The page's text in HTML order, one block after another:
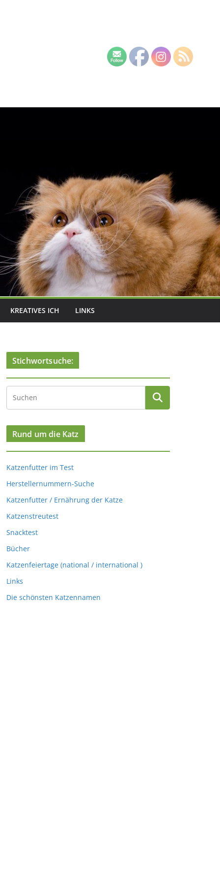
KREATIVES ICH LINKS
Stichwortsuche:
Rund um die Katz
Katzenfutter im Test
Herstellernummern-Suche
Katzenfutter / Ernährung der Katze
Katzenstreutest
Snacktest
Bücher
Katzenfeiertage (national / international )
Links
Die schönsten Katzennamen